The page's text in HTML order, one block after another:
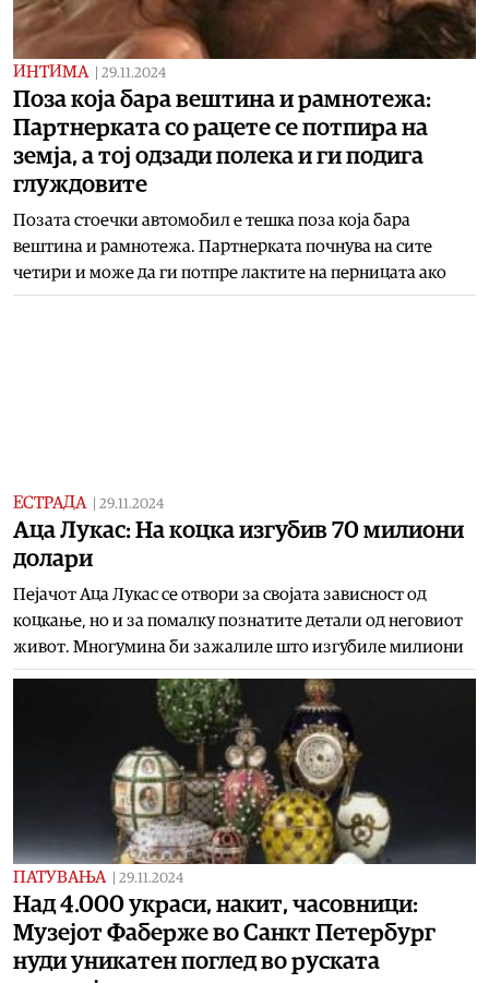
ИНТИМА 29.11.2024
Поза која бара вештина и рамнотежа:
Партнерката со рацете се потпира на
земја, а тој одзади полека и ги подига
глуждовите
Позата стоечки автомобил е тешка поза која бара
вештина и рамнотежа. Партнерката почнува на сите
четири и може да ги потпре лактите на перницата ако
ЕСТРАДА 29.11.2024
Aца Лукас: На коцка изгубив 70 милиони
долари
Пејачот Аца Лукас се отвори за својата зависност од
коцкање, но и за помалку познатите детали од неговиот
живот. Многумина би зажалиле што изгубиле милиони
ПАТУВАЊА 29.11.2024
Над 4.000 украси, накит, часовници:
Музејот Фаберже во Санкт Петербург
нуди уникатен поглед во руската